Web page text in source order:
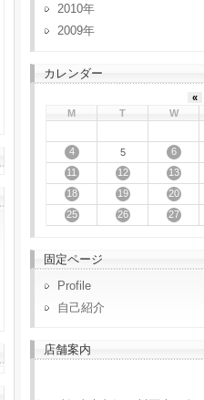
2010
2009
カレンダー
«
M
T W
4
5 6
11
12 13
18
19 20
25
26 27
固定ページ
Profile
自己紹介
店舗案内